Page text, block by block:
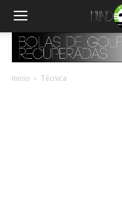
Inicio Técnica